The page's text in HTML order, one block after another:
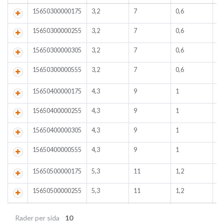
15650300000175 3,2 7 0,6
15650300000255 3,2 7 0,6
15650300000305 3,2 7 0,6
15650300000555 3,2 7 0,6
15650400000175 4,3 9 1
15650400000255 4,3 9 1
15650400000305 4,3 9 1
15650400000555 4,3 9 1
15650500000175 5,3 11 1,2
15650500000255 5,3 11 1,2
Rader per sida
10